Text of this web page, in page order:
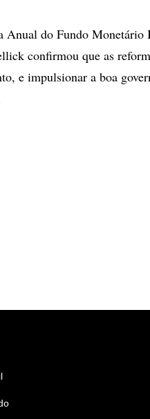
Anual do Fundo
confirmou que as
e impulsionar a boa